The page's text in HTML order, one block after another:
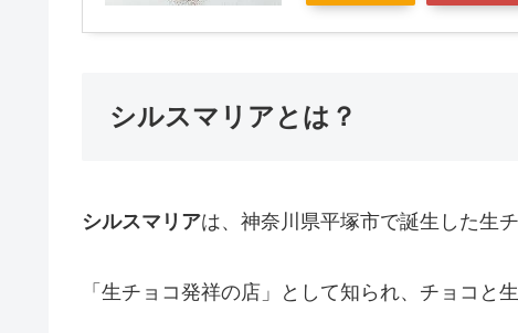
シルスマリアとは？
シルスマリアは、神奈川県平塚市で誕生した生
「生チョコ発祥の店」として知られ、チョコと